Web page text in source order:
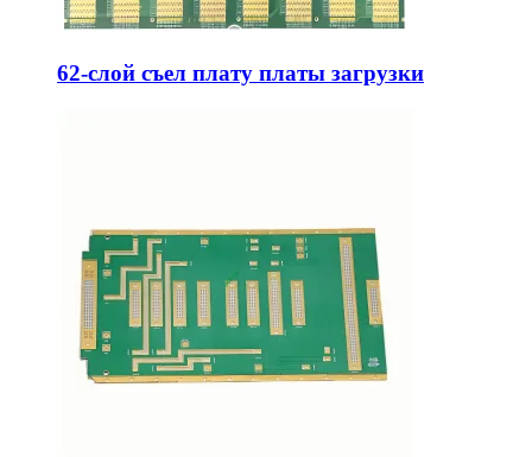
62-слой съел плату платы загрузки